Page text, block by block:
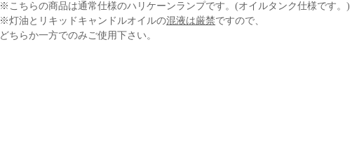
※こちらの商品は通常仕様のハリケーンランプです。(オイルタンク仕様です。)
※灯油とリキッドキャンドルオイルの混液は厳禁ですので、
どちらか一方でのみご使用下さい。